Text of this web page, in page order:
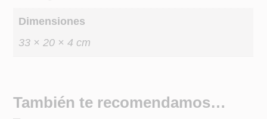
Dimensiones
33 × 20 × 4 cm
También te recomendamos…